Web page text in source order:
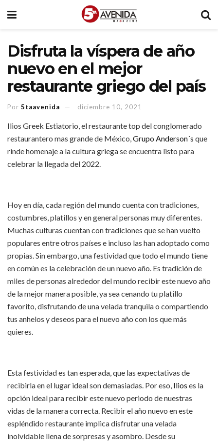
Disfruta la víspera de año
nuevo en el mejor
restaurante griego del país
Por 5taavenida diciembre 10, 2021
Ilios Greek Estiatorio, el restaurante top del conglomerado
restaurantero mas grande de México, Grupo Anderson´s que
rinde homenaje a la cultura griega se encuentra listo para
celebrar la llegada del 2022.
Hoy en día, cada región del mundo cuenta con tradiciones,
costumbres, platillos y en general personas muy diferentes.
Muchas culturas cuentan con tradiciones que se han vuelto
populares entre otros países e incluso las han adoptado como
propias. Sin embargo, una festividad que todo el mundo tiene
en común es la celebración de un nuevo año. Es tradición de
miles de personas alrededor del mundo recibir este nuevo año
de la mejor manera posible, ya sea cenando tu platillo
favorito, disfrutando de una velada tranquila o compartiendo
tus anhelos y deseos para el nuevo año con los que más
quieres.
Esta festividad es tan esperada, que las expectativas de
recibirla en el lugar ideal son demasiadas. Por eso, Ilios es la
opción ideal para recibir este nuevo periodo de nuestras
vidas de la manera correcta. Recibir el año nuevo en este
espléndido restaurante implica disfrutar una velada
inolvidable llena de sorpresas y asombro. Desde su